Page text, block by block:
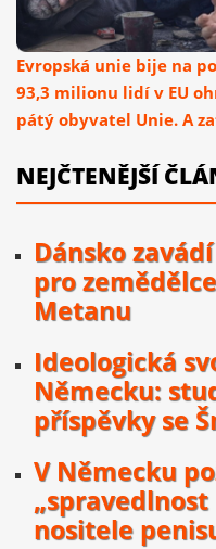
Evropská unie bije na
93,3 milionu lidí v EU
pátý obyvatel Unie. A
NEJČTENĚJŠÍ
Dánsko
pro
Metanu
Ideologická
Německu:
příspěvky se
V Německu
nositele